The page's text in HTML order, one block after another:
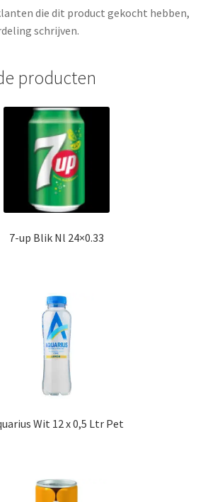
die dit product gekocht hebben,
schrijven.
producten
7-up Blik Nl 24×0.33
Wit 12 x 0,5 Ltr Pet